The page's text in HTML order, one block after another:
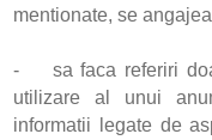
mentionate, se
- sa faca referiri
utilizare al unui
informatii legate de